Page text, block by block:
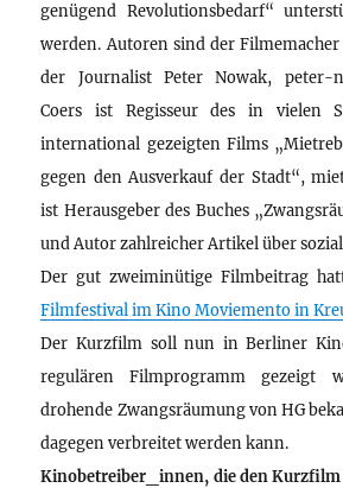
genügend Revolutionsbedarf“
werden. Autoren sind der Filmemacher
der Journalist Peter Nowak, peter-
Coers ist Regisseur des in vielen
international gezeigten Films
gegen den Ausverkauf der Stadt“,
ist Herausgeber des Buches
und Autor zahlreicher Artikel über
Der gut zweiminütige Filmbeitrag
Filmfestival im Kino Moviemento in
Der Kurzfilm soll nun in Berliner
regulären Filmprogramm gezeigt
drohende Zwangsräumung von HG
dagegen verbreitet werden kann.
Kinobetreiber_innen, die den Kurzfilm